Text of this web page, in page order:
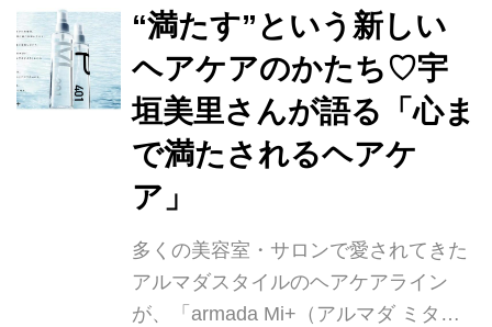
“満たす”という新しい
ヘアケアのかたち♡宇
垣美里さんが語る「心ま
で満たされるヘアケ
ア」
多くの美容室・サロンで愛されてきた
アルマダスタイルのヘアケアライン
が、「armada Mi+（アルマダ ミタ